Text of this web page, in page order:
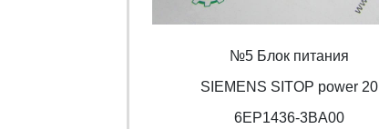
№5 Блок питания
SIEMENS SITOP power 20
6EP1436-3BA00